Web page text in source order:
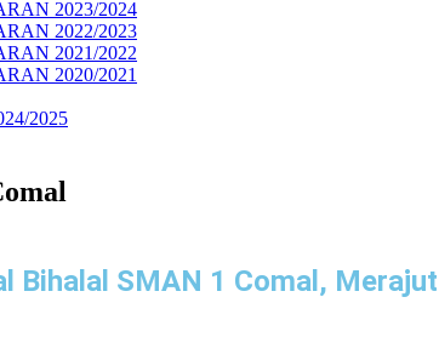
2023/2024
2022/2023
2021/2022
2020/2021
2025
Bihalal SMAN 1 Comal,